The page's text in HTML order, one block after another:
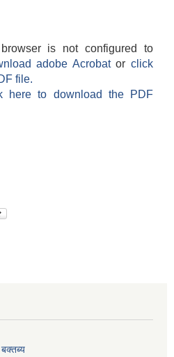
is not configured to
adobe Acrobatorclick
file.
here to download the PDF